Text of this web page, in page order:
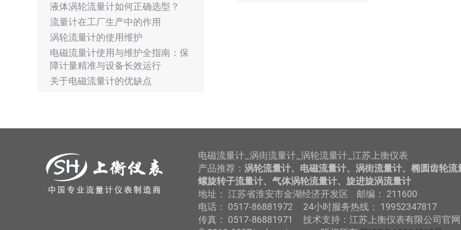
液体涡轮流量计如何正确选型？
流量计在工厂生产中的作用
涡轮流量计的使用维护
电磁流量计使用与维护全指南：保
障计量精准与设备长效运行
关于电磁流量计的优缺点
电磁流量计_涡街流量计_涡轮流量计_江苏上衡仪表
产品推荐： 涡轮流量计、电磁流量计、涡街流量计、椭圆齿轮流
螺旋转子流量计、气体涡轮流量计、旋进旋涡流量计
地址： 江苏省淮安市金湖经济开发区 邮编： 211600
电话： 0517-86881972 24小时服务热线： 19952347817
传真： 0517-86881971 技术支持：江苏上衡仪表有限公司官网